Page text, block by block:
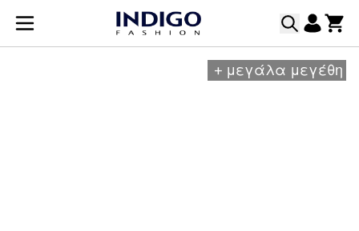
Μετάβαση στο περιεχόμενο
+ μεγάλα μεγέθη